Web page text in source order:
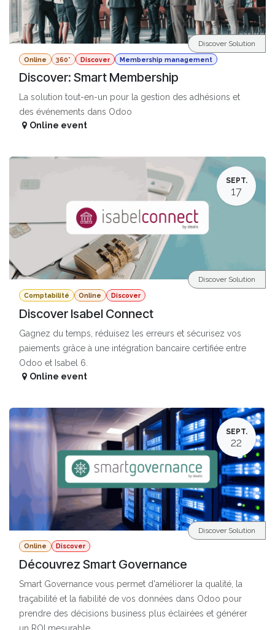
Online 360° Discover Membership management
Discover: Smart Membership
La solution tout-en-un pour la gestion des adhésions et
des événements dans Odoo
Discover Solution
Online event
SEPT.
17
Comptabilité Online Discover
Discover Isabel Connect
Gagnez du temps, réduisez les erreurs et sécurisez vos
paiements grâce à une intégration bancaire certifiée entre
Odoo et Isabel 6.
Discover Solution
Online event
SEPT.
22
Online Discover
Découvrez Smart Governance
Smart Governance vous permet d'améliorer la qualité, la
traçabilité et la fiabilité de vos données dans Odoo pour
prendre des décisions business plus éclairées et générer
Discover Solution